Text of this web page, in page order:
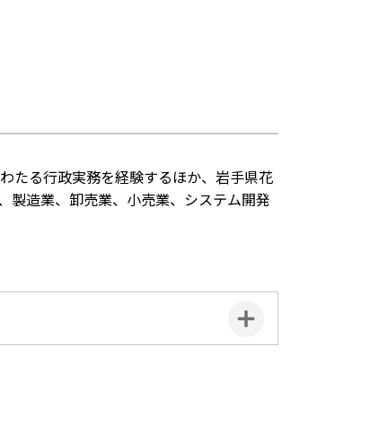
たる行政実務を経験するほか、岩手県花
製造業、卸売業、小売業、システム開発